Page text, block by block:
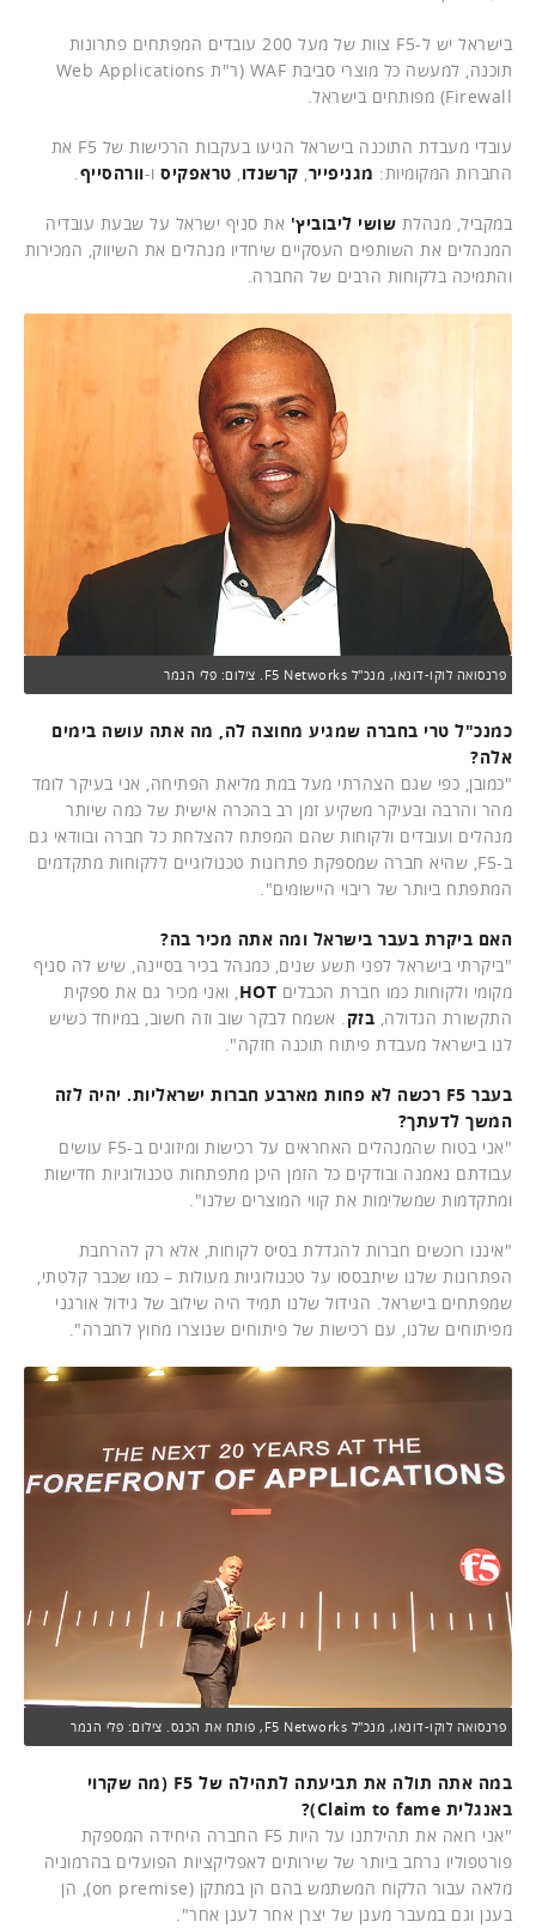
בישראל יש ל-F5 צוות של מעל 200 עובדים המפתחים פתרונות
תוכנה, למעשה כל מוצרי סביבת WAF (ר"ת Web Applications
Firewall) מפותחים בישראל.
עובדי מעבדת התוכנה בישראל הגיעו בעקבות הרכישות של F5 את
החברות המקומיות: מגניפייר, קרשנדו, טראפקיס ו-וורהסייף.
במקביל, מנהלת שושי ליבוביץ' את סניף ישראל על שבעת עובדיה
המנהלים את השותפים העסקיים שיחדיו מנהלים את השיווק, המכירות
והתמיכה בלקוחות הרבים של החברה.
פרנסואה לוקו-דונאו, מנכ"ל F5 Networks. צילום: פלי הנמר
כמנכ"ל טרי בחברה שמגיע מחוצה לה, מה אתה עושה בימים
אלה?
"כמובן, כפי שגם הצהרתי מעל במת מליאת הפתיחה, אני בעיקר לומד
מהר והרבה ובעיקר משקיע זמן רב בהכרה אישית של כמה שיותר
מנהלים ועובדים ולקוחות שהם המפתח להצלחת כל חברה ובוודאי גם
ב-F5, שהיא חברה שמספקת פתרונות טכנולוגיים ללקוחות מתקדמים
המתפתח ביותר של ריבוי היישומים".
האם ביקרת בעבר בישראל ומה אתה מכיר בה?
"ביקרתי בישראל לפני תשע שנים, כמנהל בכיר בסיינה, שיש לה סניף
מקומי ולקוחות כמו חברת הכבלים HOT , ואני מכיר גם את ספקית
התקשורת הגדולה, בזק . אשמח לבקר שוב וזה חשוב, במיוחד כשיש
לנו בישראל מעבדת פיתוח תוכנה חזקה".
בעבר F5 רכשה לא פחות מארבע חברות ישראליות. יהיה לזה
המשך לדעתך?
"אני בטוח שהמנהלים האחראים על רכישות ומיזוגים ב-F5 עושים
עבודתם נאמנה ובודקים כל הזמן היכן מתפתחות טכנולוגיות חדישות
ומתקדמות שמשלימות את קווי המוצרים שלנו".
"איננו רוכשים חברות להגדלת בסיס לקוחות, אלא רק להרחבת
הפתרונות שלנו שיתבססו על טכנולוגיות מעולות – כמו שכבר קלטתי,
שמפתחים בישראל. הגידול שלנו תמיד היה שילוב של גידול אורגני
מפיתוחים שלנו, עם רכישות של פיתוחים שנוצרו מחוץ לחברה".
פרנסואה לוקו-דונאו, מנכ"ל F5 Networks, פותח את הכנס. צילום: פלי הנמר
במה אתה תולה את תביעתה לתהילה של F5 (מה שקרוי
באנגלית Claim to fame)?
"אני רואה את תהילתנו על היות F5 החברה היחידה המספקת
פורטפוליו נרחב ביותר של שירותים לאפליקציות הפועלים בהרמוניה
מלאה עבור הלקוח המשתמש בהם הן במתקן (on premise), הן
בענן וגם במעבר מענן של יצרן אחר לענן אחר".